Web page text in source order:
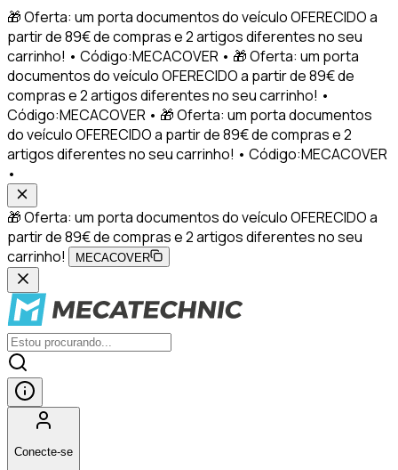
🎁 Oferta: um porta documentos do veículo OFERECIDO a
partir de 89€ de compras e 2 artigos diferentes no seu
carrinho! • Código:MECACOVER • 🎁 Oferta: um porta
documentos do veículo OFERECIDO a partir de 89€ de
compras e 2 artigos diferentes no seu carrinho! •
Código:MECACOVER • 🎁 Oferta: um porta documentos
do veículo OFERECIDO a partir de 89€ de compras e 2
artigos diferentes no seu carrinho! • Código:MECACOVER
•
🎁 Oferta: um porta documentos do veículo OFERECIDO a
partir de 89€ de compras e 2 artigos diferentes no seu
carrinho!
MECACOVER
Conecte-se